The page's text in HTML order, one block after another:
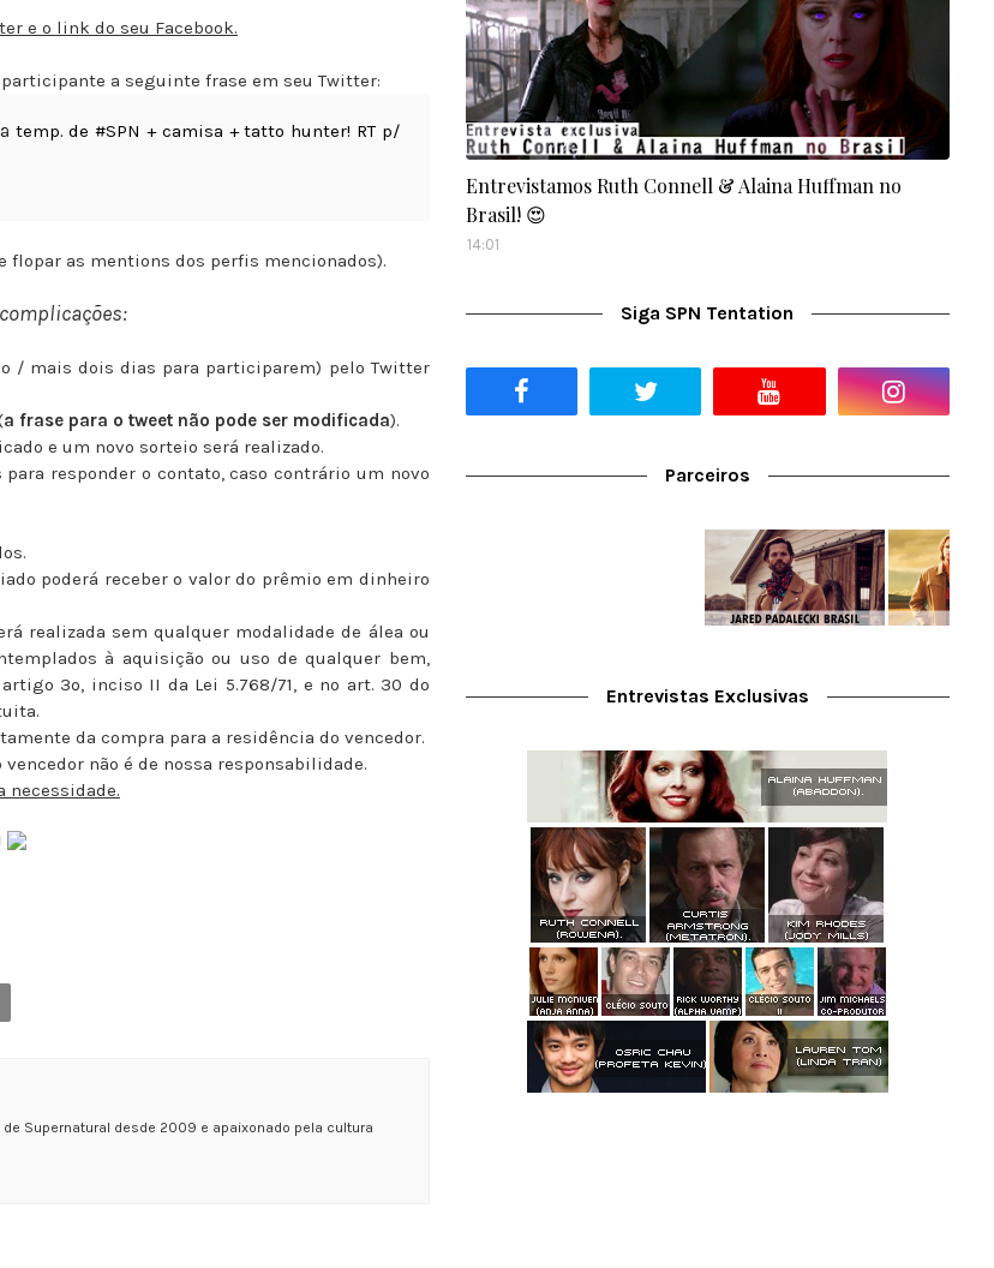
e o link do seu Facebook.
a seguinte frase em seu Twitter:
temp. de #SPN + camisa + tatto hunter! RT p/
flopar as mentions dos perfis mencionados).
/ mais dois dias para participarem) pelo Twitter
a frase para o tweet não pode ser modificada).
e um novo sorteio será realizado.
responder o contato, caso contrário um novo
poderá receber o valor do prêmio em dinheiro
realizada sem qualquer modalidade de álea ou
à aquisição ou uso de qualquer bem,
3º, inciso II da Lei 5.768/71, e no art. 30 do
da compra para a residência do vencedor.
não é de nossa responsabilidade.
necessidade.
Supernatural desde 2009 e apaixonado pela cultura
Entrevistamos Ruth Connell & Alaina Huffman no
Brasil! 😍
14:01
Siga SPN Tentation
Parceiros
Entrevistas Exclusivas